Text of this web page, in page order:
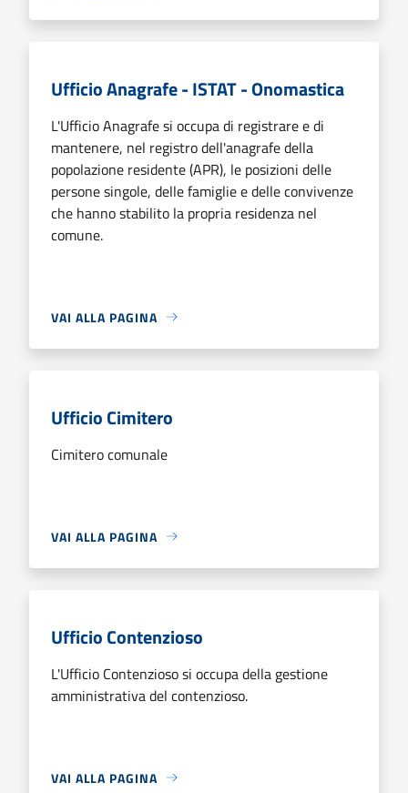
Ufficio Anagrafe - ISTAT - Onomastica
L'Ufficio Anagrafe si occupa di registrare e di
mantenere, nel registro dell'anagrafe della
popolazione residente (APR), le posizioni delle
persone singole, delle famiglie e delle convivenze
che hanno stabilito la propria residenza nel
comune.
VAI ALLA PAGINA
Ufficio Cimitero
Cimitero comunale
VAI ALLA PAGINA
Ufficio Contenzioso
L'Ufficio Contenzioso si occupa della gestione
amministrativa del contenzioso.
VAI ALLA PAGINA